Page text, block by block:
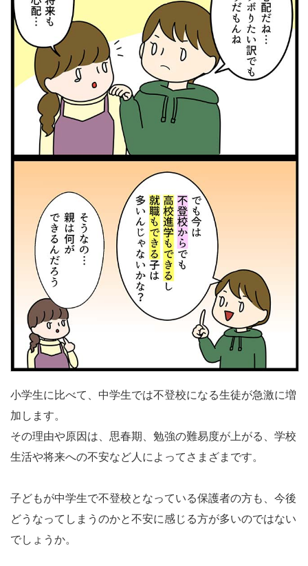
小学生に比べて、中学生では不登校になる生徒が急激に増
加します。
その理由や原因は、思春期、勉強の難易度が上がる、学校
生活や将来への不安など人によってさまざまです。
子どもが中学生で不登校となっている保護者の方も、今後
どうなってしまうのかと不安に感じる方が多いのではない
でしょうか。